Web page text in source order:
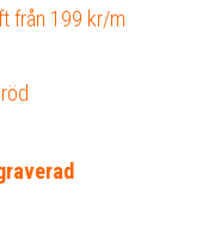
från 199 kr/m